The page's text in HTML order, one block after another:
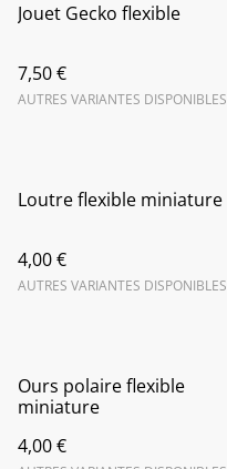
Jouet Gecko flexible
7,50 €
AUTRES VARIANTES DISPONIBLES
Loutre flexible miniature
4,00 €
AUTRES VARIANTES DISPONIBLES
Ours polaire flexible
miniature
4,00 €